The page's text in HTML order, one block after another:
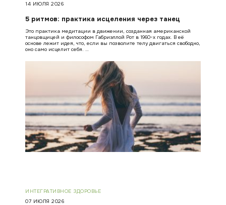
14 ИЮЛЯ 2026
5 ритмов: практика исцеления через танец
Это практика медитации в движении, созданная американской
танцовщицей и философом Габриэллой Рот в 1960-х годах. В её
основе лежит идея, что, если вы позволите телу двигаться свободно,
оно само исцелит себя. …
ИНТЕГРАТИВНОЕ ЗДОРОВЬЕ
07 ИЮЛЯ 2026